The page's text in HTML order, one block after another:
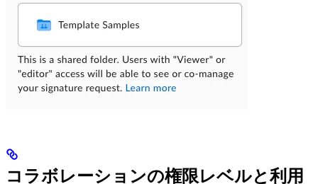
コラボレーションの権限レベルと利用